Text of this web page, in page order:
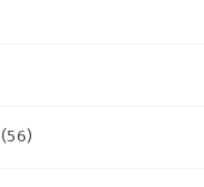
(56)